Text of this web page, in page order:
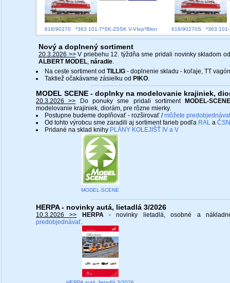
618/90270 *363 101-7*SK-ZSSK V-VIep*Blon 618/90270S *363 101-
Nový a doplnený sortiment
20.3.2026 >>V priebehu 12. týždňa sme pridali novinky skladom
ALBERT MODEL, náradie.
Na ceste sortiment od TILLIG - doplnenie skladu - koľaje, TT
Taktiež očakávame zásielku od PIKO.
MODEL SCENE - doplnky na modelovanie krajiniek,
20.3.2026 >> Do ponuky sme pridali sortiment
MODEL-
modelovanie krajiniek, diorám, pre rôzne mierky.
Postupne budeme doplňovať - rozširovať /môžete
Od tohto výrobcu sme zaradili aj sortiment farieb podľa RAL a ČSN
Pridané na sklad knihy PLÁNY KOLEJIŠŤ IV a V
MODEL-SCENE
HERPA - novinky autá, lietadlá 3/2026
10.3.2026 >> HERPA- novinky lietadlá, osobné a
predobjednávať.